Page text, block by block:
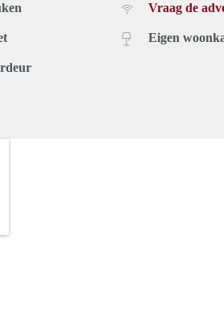
Vraag de
Eigen